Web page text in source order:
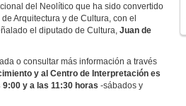
del Neolítico que ha sido convertido
Arquitectura y de Cultura, con el
el diputado de Cultura, Juan de
o consultar más información a través
y al Centro de Interpretación es
y a las 11:30 horas -sábados y